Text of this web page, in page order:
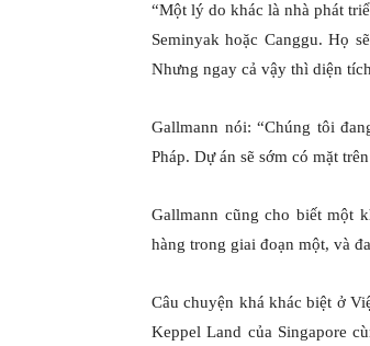
“Một lý do khác là nhà phát
Seminyak hoặc Canggu. Họ
Nhưng ngay cả vậy thì diện
Gallmann nói: “Chúng tôi
Pháp. Dự án sẽ sớm có mặt
Gallmann cũng cho biết một
hàng trong giai đoạn một, và
Câu chuyện khá khác biệt ở
Keppel Land của Singapore